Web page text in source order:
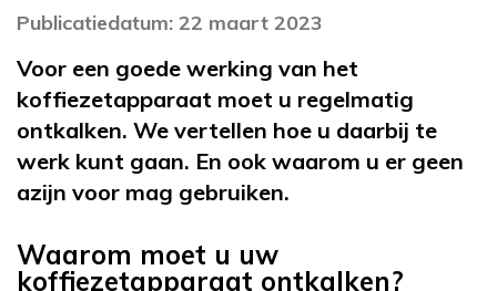
Publicatiedatum: 22 maart 2023
Voor een goede werking van het
koffiezetapparaat moet u regelmatig
ontkalken. We vertellen hoe u daarbij te
werk kunt gaan. En ook waarom u er geen
azijn voor mag gebruiken.
Waarom moet u uw
koffiezetapparaat ontkalken?